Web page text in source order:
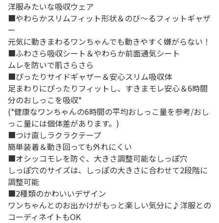
洋服みたいな吸収ウェア
■やわらかスリムフィット形状＆のび～るフィットギャザ
ー
元気に動きまわるワンちゃんでも動きやすく嫌がらない！
■ふわさら吸収シート＆やわらか前面通気シート
ムレを防いで肌さらさら
■ぴったりサイドギャザー＆安心スリム吸収体
足まわりにぴったりフィットし、すきまモレ安心＆6時間
分のおしっこを吸収*
(*健康なワンちゃんの6時間の平均おしっこ量を参考/おし
っこ量には個体差があります。)
■つけ直しラクラクテープ
簡単装着＆動き回っても外れにくい
■オシッコモレを防ぐ、大きさ調整可能なしっぽ穴
しっぽ穴のサイズは、しっぽの大きさに合わせて2段階に
調整可能
■2種類のかわいいデザイン
ワンちゃんとのお出かけがもっと楽しい気分に♪洋服との
コーディネイトもOK